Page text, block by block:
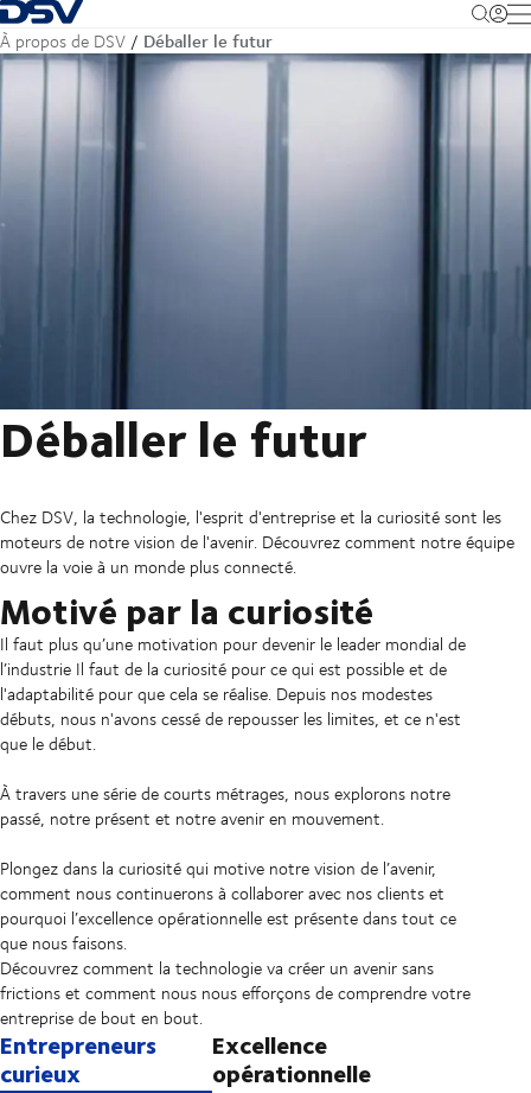
Retour à la page d'accueil
À propos de DSV Déballer le futur
Déballer le futur
Chez DSV, la technologie, l'esprit d'entreprise et la curiosité sont les
moteurs de notre vision de l'avenir. Découvrez comment notre équipe
ouvre la voie à un monde plus connecté.
Motivé par la curiosité
Il faut plus qu’une motivation pour devenir le leader mondial de
l’industrie Il faut de la curiosité pour ce qui est possible et de
l'adaptabilité pour que cela se réalise. Depuis nos modestes
débuts, nous n'avons cessé de repousser les limites, et ce n'est
que le début.
À travers une série de courts métrages, nous explorons notre
passé, notre présent et notre avenir en mouvement.
Plongez dans la curiosité qui motive notre vision de l’avenir,
comment nous continuerons à collaborer avec nos clients et
pourquoi l’excellence opérationnelle est présente dans tout ce
que nous faisons.
Découvrez comment la technologie va créer un avenir sans
frictions et comment nous nous efforçons de comprendre votre
entreprise de bout en bout.
Entrepreneurs
curieux
Excellence
opérationnelle